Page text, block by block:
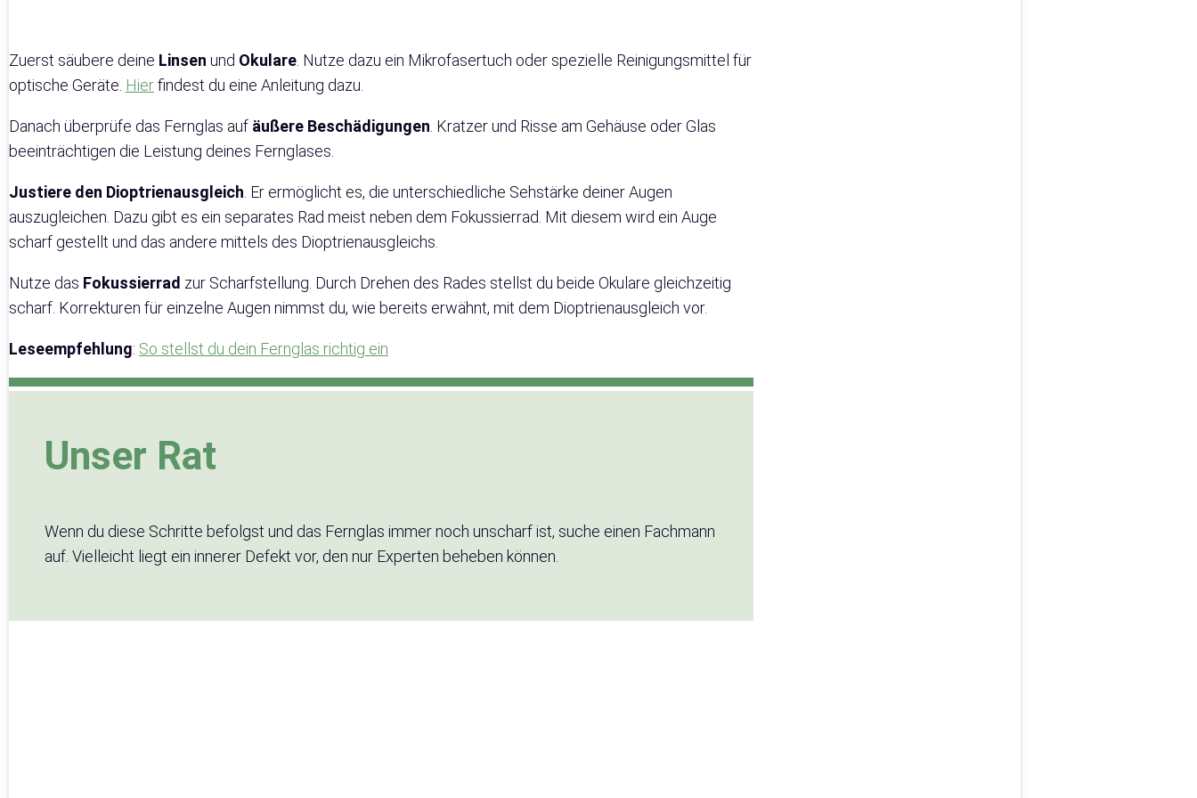
Zuerst säubere deine Linsen und Okulare . Nutze dazu ein Mikrofasertuch oder spezielle Reinigungsmittel für
optische Geräte. Hierfindest du eine Anleitung dazu.
Danach überprüfe das Fernglas auf äußere Beschädigungen . Kratzer und Risse am Gehäuse oder Glas
beeinträchtigen die Leistung deines Fernglases.
Justiere den Dioptrienausgleich . Er ermöglicht es, die unterschiedliche Sehstärke deiner Augen
auszugleichen. Dazu gibt es ein separates Rad meist neben dem Fokussierrad. Mit diesem wird ein Auge
scharf gestellt und das andere mittels des Dioptrienausgleichs.
Nutze das Fokussierrad zur Scharfstellung. Durch Drehen des Rades stellst du beide Okulare gleichzeitig
scharf. Korrekturen für einzelne Augen nimmst du, wie bereits erwähnt, mit dem Dioptrienausgleich vor.
Leseempfehlung: So stellst du dein Fernglas richtig ein
Unser Rat
Wenn du diese Schritte befolgst und das Fernglas immer noch unscharf ist, suche einen Fachmann
auf. Vielleicht liegt ein innerer Defekt vor, den nur Experten beheben können.